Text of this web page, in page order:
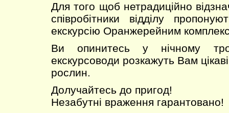
Для того щоб нетрадиційно
співробітники відділу
екскурсію Оранжерейним
Ви опинитесь у нічному
екскурсоводи розкажуть Вам цікаві
рослин.
Долучайтесь до пригод!
Незабутні враження гарантовано!